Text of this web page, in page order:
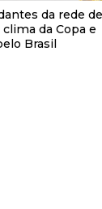
da rede de
da Copa e
Brasil